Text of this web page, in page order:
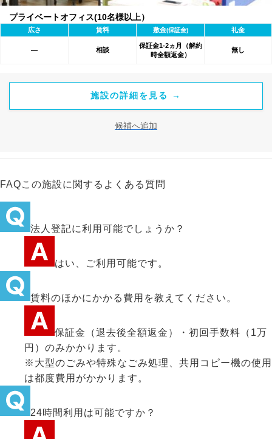
プライベートオフィス(10名様以上）
広さ 賃料 敷金(保証金) 礼金
― 相談
保証金1-2ヵ月（解約
時全額返金）
無し
施設の詳細を見る →
候補へ追加
FAQこの施設に関するよくある質問
法人登記に利用可能でしょうか？
はい、ご利用可能です。
賃料のほかにかかる費用を教えてください。
保証金（退去後全額返金）・初回手数料（1万
円）のみかかります。
※大型のごみや特殊なごみ処理、共用コピー機の使用
は都度費用がかかります。
24時間利用は可能ですか？